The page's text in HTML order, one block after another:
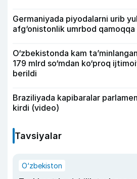
Germaniyada piyodalarni urib
afg‘onistonlik umrbod
O‘zbekistonda kam
179 mlrd so‘mdan ko‘proq
berildi
Braziliyada kapibaralar
kirdi (video)
Tavsiyalar
O‘zbekiston